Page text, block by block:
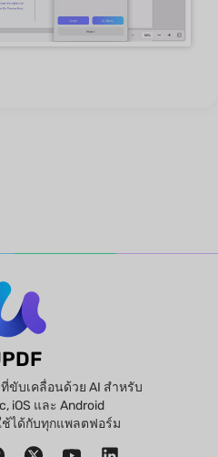
ขับเคลื่อนด้วย AI สำหรับ
iOS และ Android
ได้กับทุกแพลตฟอร์ม